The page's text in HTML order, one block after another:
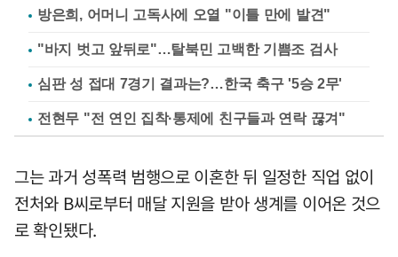
방은희, 어머니 고독사에 오열 "이틀 만에 발견"
"바지 벗고 앞뒤로"…탈북민 고백한 기쁨조 검사
심판 성 접대 7경기 결과는?…한국 축구 '5승 2무'
전현무 "전 연인 집착·통제에 친구들과 연락 끊겨"
그는 과거 성폭력 범행으로 이혼한 뒤 일정한 직업 없이
전처와 B씨로부터 매달 지원을 받아 생계를 이어온 것으
로 확인됐다.